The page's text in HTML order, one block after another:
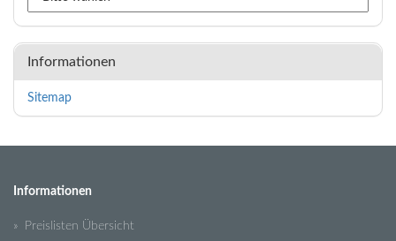
Informationen
Sitemap
Informationen
» Preislisten Übersicht